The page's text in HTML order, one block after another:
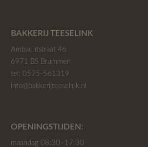
BAKKERIJ TEESELINK
Ambachtstraat 46
6971 BS Brummen
tel:0575-561319
info@bakkerijteeselink.nl
OPENINGSTIJDEN:
maandag 08:30–17:30